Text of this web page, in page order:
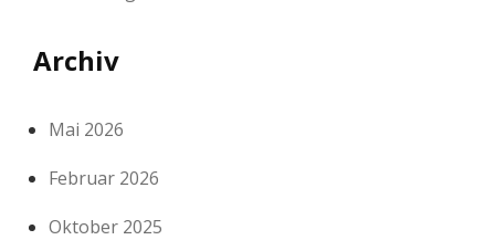
Archiv
Mai 2026
Februar 2026
Oktober 2025